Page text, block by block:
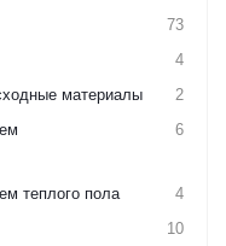
73
4
материалы
2
6
теплого пола
4
10